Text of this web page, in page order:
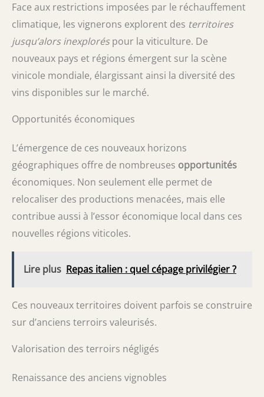
Face aux restrictions imposées par le réchauffement
climatique, les vignerons explorent des territoires
jusqu’alors inexploréspour la viticulture. De
nouveaux pays et régions émergent sur la scène
vinicole mondiale, élargissant ainsi la diversité des
vins disponibles sur le marché.
Opportunités économiques
L’émergence de ces nouveaux horizons
géographiques offre de nombreuses opportunités
économiques. Non seulement elle permet de
relocaliser des productions menacées, mais elle
contribue aussi à l’essor économique local dans ces
nouvelles régions viticoles.
Lire plus Repas italien : quel cépage privilégier ?
Ces nouveaux territoires doivent parfois se construire
sur d’anciens terroirs valeurisés.
Valorisation des terroirs négligés
Renaissance des anciens vignobles